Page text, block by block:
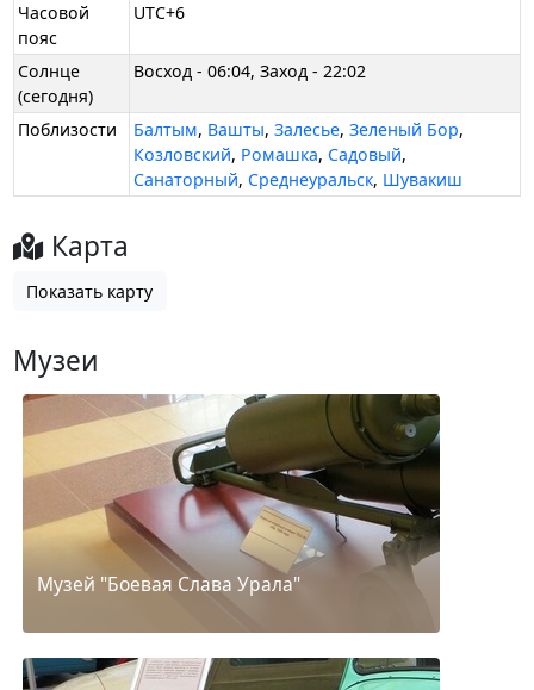
Часовой
пояс
UTC+6
Солнце
(сегодня)
Восход - 06:04, Заход - 22:02
Поблизости Балтым, Вашты,Залесье,Зеленый Бор,
Козловский, Ромашка, Садовый,
Санаторный, Среднеуральск, Шувакиш
Карта
Показать карту
Музеи
Музей "Боевая Слава Урала"